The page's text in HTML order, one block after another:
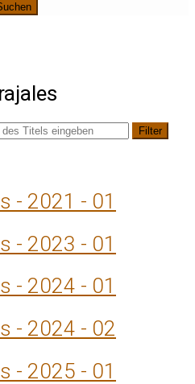
Filter
- 2021 - 01
- 2023 - 01
- 2024 - 01
- 2024 - 02
- 2025 - 01